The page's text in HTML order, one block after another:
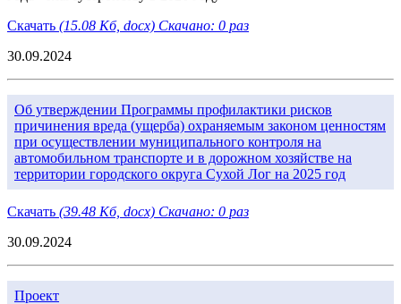
Скачать (15.08 Кб, docx) Скачано: 0 раз
30.09.2024
Об утверждении Программы профилактики рисков
причинения вреда (ущерба) охраняемым законом ценностям
при осуществлении муниципального контроля на
автомобильном транспорте и в дорожном хозяйстве на
территории городского округа Сухой Лог на 2025 год
Скачать (39.48 Кб, docx) Скачано: 0 раз
30.09.2024
Проект